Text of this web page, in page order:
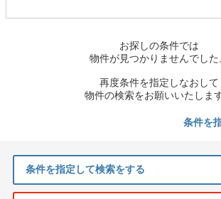
お探しの条件では
物件が見つかりませんでした
再度条件を指定しなおして
物件の検索をお願いいたします
条件を
条件を指定して検索をする